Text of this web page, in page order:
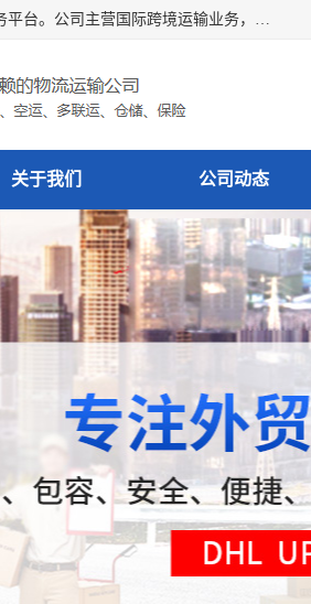
深圳市博冠国际物流有限公司是一家国际化物流公司，致力于打造国际成员之一的物流服务平台。公司主营国际跨境运输业务，提供国际快递、FBA空派专线、国际海空运、国际空运专线、中欧铁路运输等国际海空运、国际快递、国际铁路运输及跨境专线物流等各类进出口运输方面的业务。
关于我们 公司动态